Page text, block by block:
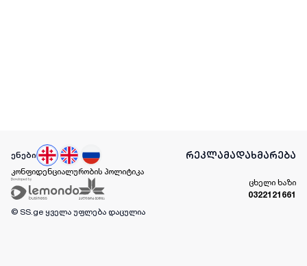
ენები რეკლამადახმარება
კონფიდენციალურობის პოლიტიკა
ცხელი ხაზი
0322121661
© SS.ge ყველა უფლება დაცულია